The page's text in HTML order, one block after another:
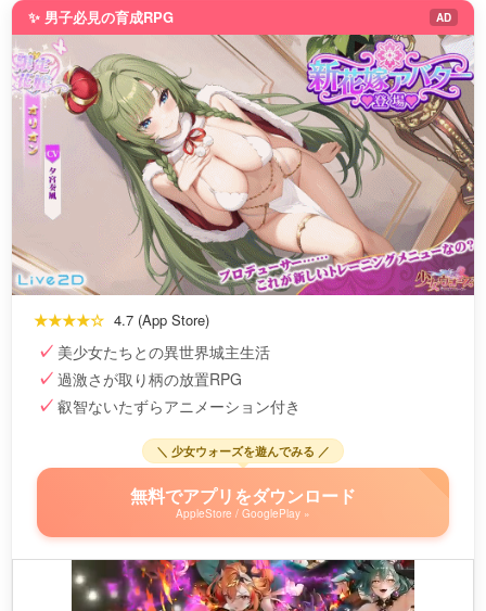
✨ 男子必見の育成RPG AD
★★★★☆ 4.7 (App Store)
美少女たちとの異世界城主生活
過激さが取り柄の放置RPG
叡智ないたずらアニメーション付き
＼ 少女ウォーズを遊んでみる ／
無料でアプリをダウンロード
AppleStore / GooglePlay »